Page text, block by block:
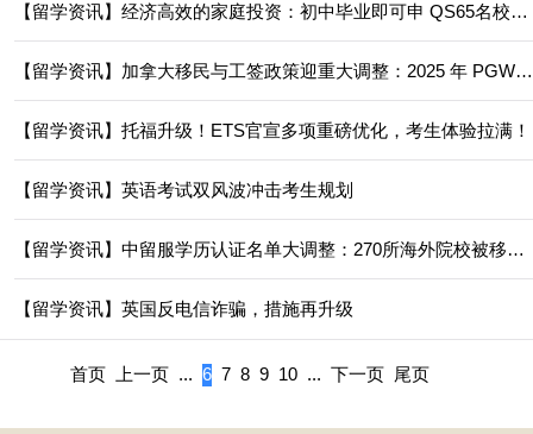
【留学资讯】经济高效的家庭投资：初中毕业即可申 QS65名校“5年本科学位计划”！
【留学资讯】加拿大移民与工签政策迎重大调整：2025 年 PGWP 审批降 30%，未来三年移民路径更聚焦经济需求
【留学资讯】托福升级！ETS官宣多项重磅优化，考生体验拉满！
【留学资讯】英语考试双风波冲击考生规划
【留学资讯】中留服学历认证名单大调整：270所海外院校被移出认证名单，其学历学位将不再受国内官方认可！
【留学资讯】英国反电信诈骗，措施再升级
首页 上一页 ... 6 7 8 9 10 ... 下一页 尾页